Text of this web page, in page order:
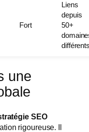
Fort
Liens
depuis
50+
une
SEO
rigoureuse. Il